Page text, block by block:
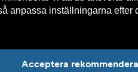
anpassa inställningarna efter
Acceptera